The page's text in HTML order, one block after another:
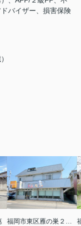
バイザー、損害保険